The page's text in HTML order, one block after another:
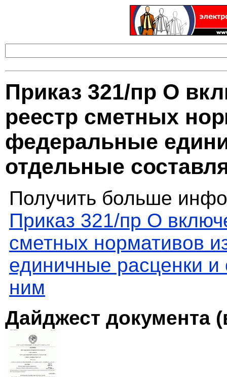
Приказ 321/пр О
реестр сметных
федеральные
отдельные
Получить больше
Приказ 321/пр О
сметных нормативов
единичные расценки
ним
Дайджест документа